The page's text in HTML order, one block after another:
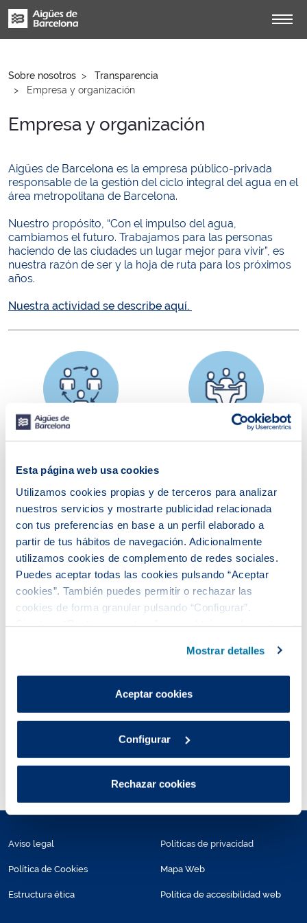
Esta página web usa cookies
Utilizamos cookies propias y de terceros para analizar
nuestros servicios y mostrarte publicidad relacionada
con tus preferencias en base a un perfil elaborado a
partir de tus hábitos de navegación. Adicionalmente
utilizamos cookies de complemento de redes sociales.
Puedes aceptar todas las cookies pulsando “Aceptar
cookies”. También puedes permitir o rechazar las
cookies de forma granular pulsando “Configurar”.
son indispensables para que el sitio web funcione y que
por tanto no se pueden desactivar.
Puedes consultar más información en nuestra
Mostrar detalles
Aceptar cookies
Configurar
Rechazar cookies
Sobre nosotros
Transparencia
Empresa y organización
Empresa y organización
Aigües de Barcelona es la empresa público-privada
responsable de la gestión del ciclo integral del agua en el
área metropolitana de Barcelona.
Nuestro propósito, “Con el impulso del agua,
cambiamos el futuro. Trabajamos para las personas
haciendo de las ciudades un lugar mejor para vivir”, es
nuestra razón de ser y la hoja de ruta para los próximos
años.
Nuestra actividad se describe aquí.
Estructura societaria
Estructura
retribuciones y
funcionamiento
Estructura ética Recursos humanos
Aviso legal
Política de Cookies
Estructura ética
Políticas de privacidad
Mapa Web
Política de accesibilidad web